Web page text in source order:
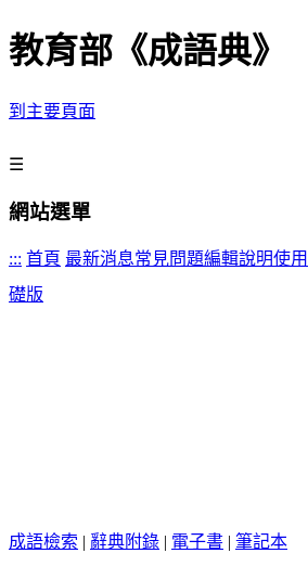
教育部《成語典》
到主要頁面
☰
網站選單
::: 首頁 最新消息常見問題編輯說明使
礎版
成語檢索 | 辭典附錄 | 電子書 | 筆記本